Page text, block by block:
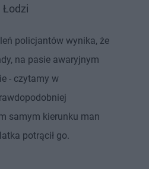
Łodzi
policjantów wynika, że
na pasie awaryjnym
- czytamy w
samym kierunku man
potrącił go.